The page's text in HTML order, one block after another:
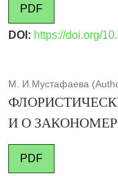
PDF
DOI: https://doi.org/
М. И.Мустафаева
И О
PDF